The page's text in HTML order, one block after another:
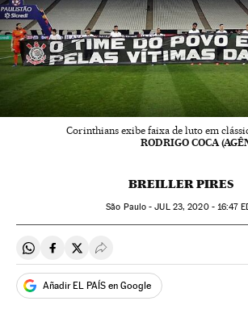
Corinthians exibe faixa de luto em
RODRIGO COCA
BREILLER PIRES
São Paulo -JUL23, 2020 - 16:47
Compartir en Whatsapp
Compartir en Facebook
Compartir en Twitter
Desplegar Redes Sociales
Añadir EL PAÍS en Google